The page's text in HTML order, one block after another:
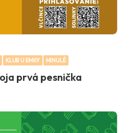
KLUB U EMKY MINULÉ
prvá pesnička